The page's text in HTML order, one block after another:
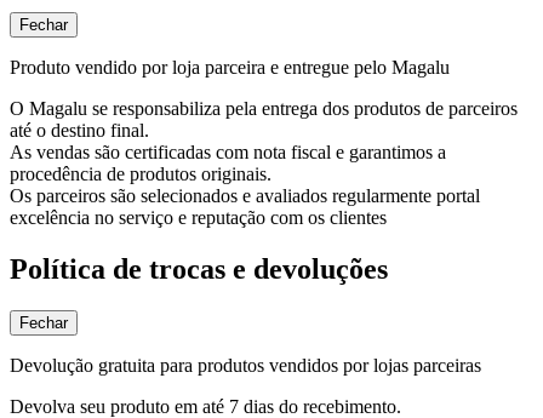
Fechar
Produto vendido por loja parceira e entregue pelo Magalu
O Magalu se responsabiliza pela entrega dos produtos de parceiros
até o destino final.
As vendas são certificadas com nota fiscal e garantimos a
procedência de produtos originais.
Os parceiros são selecionados e avaliados regularmente portal
excelência no serviço e reputação com os clientes
Política de trocas e devoluções
Fechar
Devolução gratuita para produtos vendidos por lojas parceiras
Devolva seu produto em até 7 dias do recebimento.